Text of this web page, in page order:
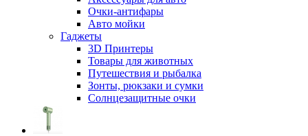
Очки-антифары
Авто мойки
Гаджеты
3D Принтеры
Товары для животных
Путешествия и рыбалка
Зонты, рюкзаки и сумки
Солнцезащитные очки